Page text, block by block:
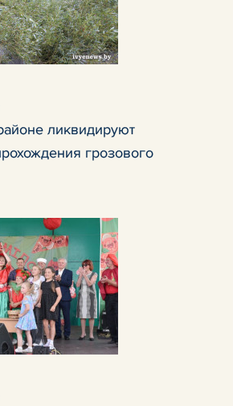
ликвидируют
грозового